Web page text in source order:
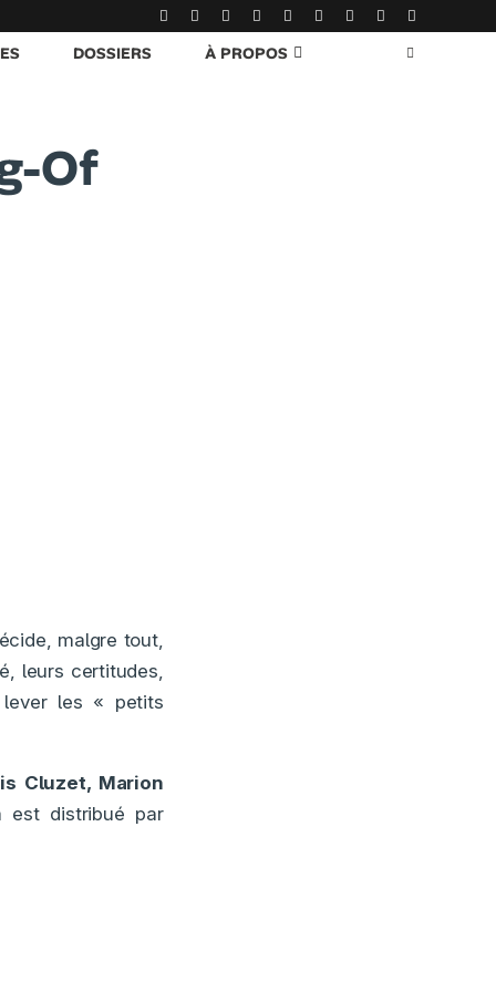
DOSSIERS À PROPOS
Of
malgre tout,
leurs certitudes,
les « petits
Cluzet, Marion
est distribué par